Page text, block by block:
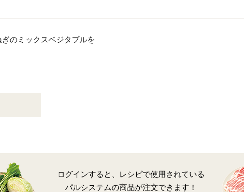
のミックスベジタブルを
ログインすると、レシピで使用されている
パルシステムの商品が注文できます！